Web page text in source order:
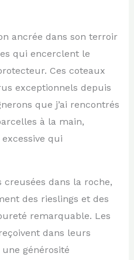
ancrée dans son terroir
qui encerclent le
Ces coteaux
exceptionnels depuis
que j’ai rencontrés
à la main,
qui
creusées dans la roche,
des rieslings et des
remarquable. Les
dans leurs
générosité